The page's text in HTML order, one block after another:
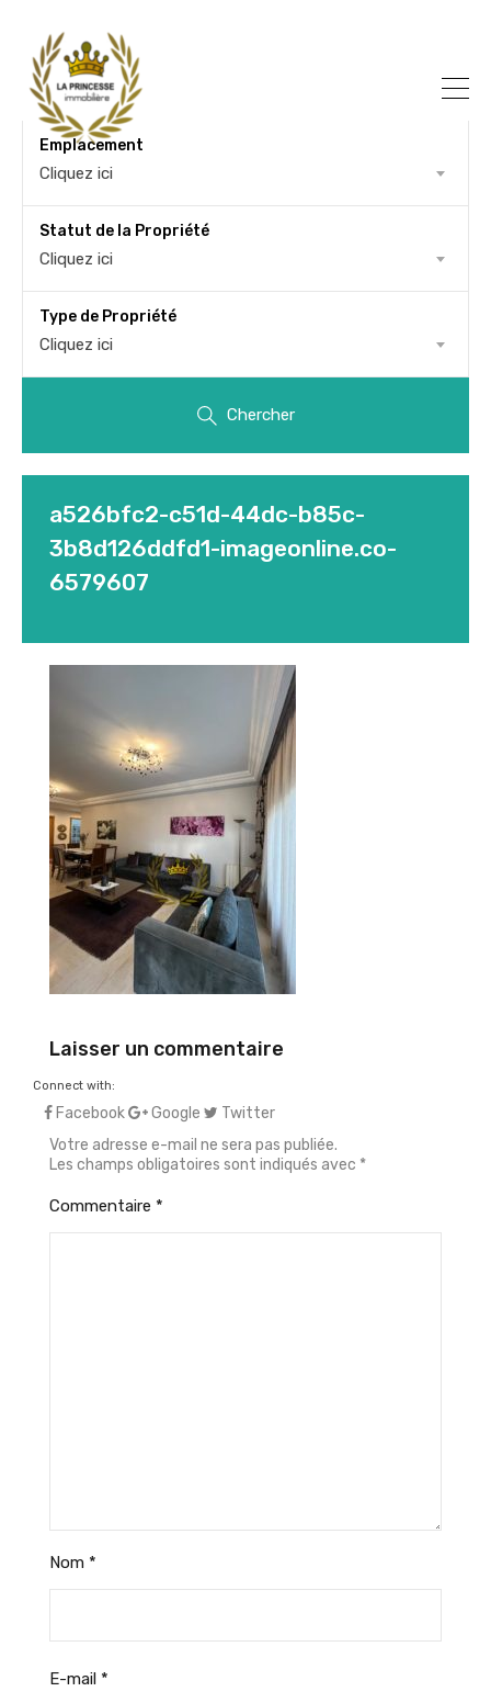
Emplacement
Cliquez ici
Statut de la Propriété
Cliquez ici
Type de Propriété
Cliquez ici
Chercher
a526bfc2-c51d-44dc-b85c-
3b8d126ddfd1-imageonline.co-
6579607
Laisser un commentaire
Connect with:
Facebook Google
Twitter
Votre adresse e-mail ne sera pas publiée.
Les champs obligatoires sont indiqués avec *
Commentaire *
Nom *
E-mail *